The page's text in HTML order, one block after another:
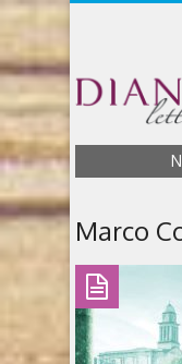
Marco